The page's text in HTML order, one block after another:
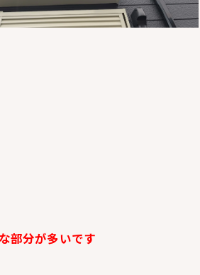
部分が多いです